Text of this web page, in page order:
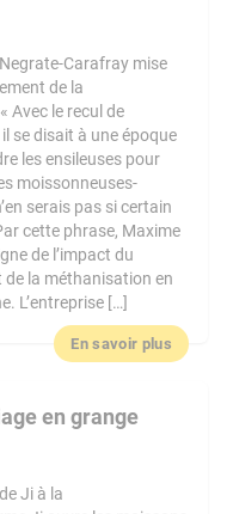
Negrate-Carafray mise
de la
Avec le recul de
il se disait à une époque
les ensileuses pour
moissonneuses-
serais pas si certain
cette phrase, Maxime
de l’impact du
de la méthanisation en
L’entreprise […]
En savoir plus
en grange
Ji à la